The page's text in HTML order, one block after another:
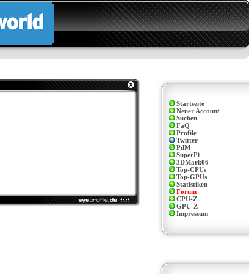
Startseite
Neuer Account
Suchen
FaQ
Profile
Twitter
PdM
SuperPi
3DMark06
Top-CPUs
Top-GPUs
Statistiken
Forum
CPU-Z
GPU-Z
Impressum